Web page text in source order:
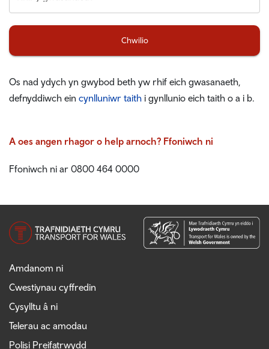
Chwilio
Os nad ydych yn gwybod beth yw rhif eich gwasanaeth,
defnyddiwch ein cynlluniwr taith i gynllunio eich taith o a i b.
A oes angen rhagor o help arnoch? Ffoniwch ni
Ffoniwch ni ar 0800 464 0000
Amdanom ni
Cwestiynau cyffredin
Cysylltu â ni
Telerau ac amodau
Polisi Preifatrwydd